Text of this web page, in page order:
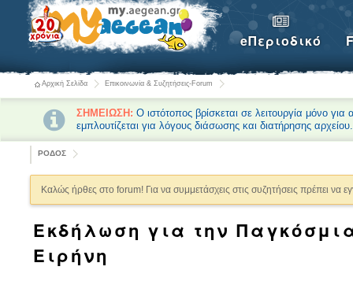
eΠεριοδικό
Αρχική Σελίδα Επικοινωνία & Συζητήσεις-Forum
ΣΗΜΕΙΩΣΗ: Ο ιστότοπος βρίσκεται σε λειτουργία μόνο
εμπλουτίζεται για λόγους διάσωσης και διατήρησης αρχείου.
ΡΟΔΟΣ
Καλώς ήρθες στο forum! Για να συμμετάσχεις στις συζητήσεις πρέπει να
Εκδήλωση για την
Ειρήνη